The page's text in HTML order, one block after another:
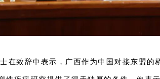
在致辞中表示，广西作为中国对接东盟的